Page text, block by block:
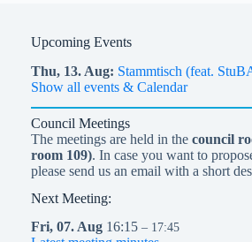
Upcoming Events
Thu, 13. Aug Stammtisch (feat.
Show all events & Calendar
Council Meetings
The meetings are held in the council
room 109). In case you want to
please send us an email with a short
Next Meeting:
Fri, 07.Aug 16:15 – 17:45